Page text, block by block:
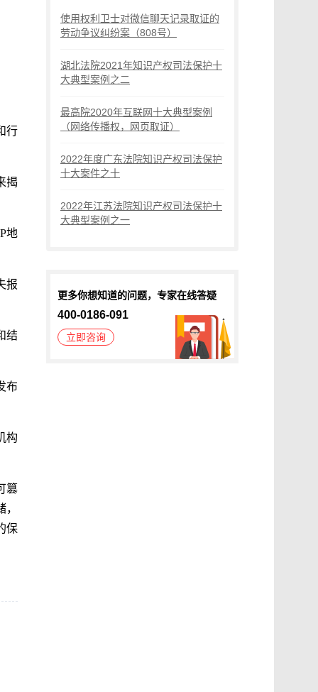
行
揭
地
报
结
布
构
篡
保
使用权利卫士对微信聊天记录取证的
劳动争议纠纷案（808号）
湖北法院2021年知识产权司法保护十
大典型案例之二
最高院2020年互联网十大典型案例
（网络传播权，网页取证）
2022年度广东法院知识产权司法保护
十大案件之十
2022年江苏法院知识产权司法保护十
大典型案例之一
更多你想知道的问题，专家在线答疑
400-0186-091
立即咨询